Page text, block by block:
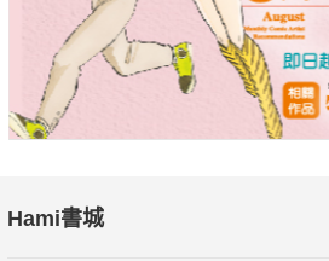
念，其實是她閱讀現象的一種方式、一
「物」却心「游」（開放的想像和閱讀
「本來無一物」。
品嘗臺北的「文化味」。在臺北，要想
Hami書城